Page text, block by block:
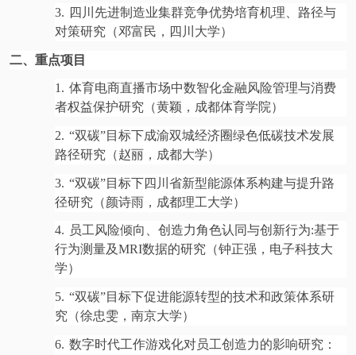
3. 四川先进制造业集群竞争优势培育机理、路径与
对策研究（邓富民，四川大学）
二、重点项目
1. 体育电商直播市场中数智化金融风险管理与消费
者权益保护研究（黄颖，成都体育学院）
2. “双碳”目标下成渝双城经济圈绿色低碳技术发展
路径研究（赵丽，成都大学）
3. “双碳”目标下四川省新型能源体系构建与提升路
径研究（颜诗雨，成都理工大学）
4. 员工风险倾向、创造力角色认同与创新行为:基于
行为测量及MRI数据的研究（钟正强，电子科技大
学）
5. “双碳”目标下促进能源转型的技术和政策体系研
究（徐忠雯，南京大学）
6. 数字时代工作游戏化对员工创造力的影响研究：